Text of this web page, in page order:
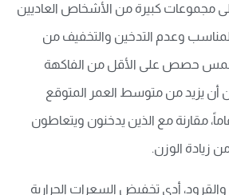
مجموعات كبيرة من الأشخاص العاديين
وعدم التدخين والتخفيف من
حصص على الأقل من الفاكهة
أن يزيد من متوسط العمر المتوقع
ما بين 7 إلى 14 عاماً، مقارنة مع الذين يدخنون ويتعاطون
زيادة الوزن.
أدى تخفيض السعرات الحرارية